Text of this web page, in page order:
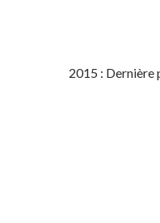
2015 : Dernière